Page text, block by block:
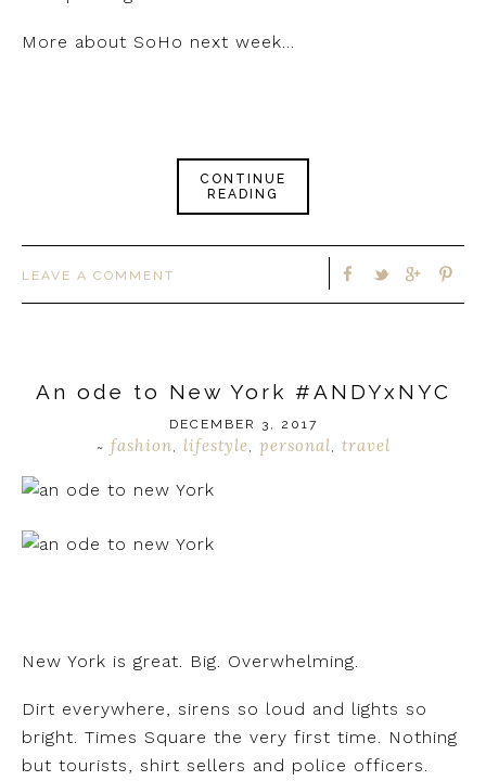
More about SoHo next week…
CONTINUE
READING
LEAVE A COMMENT
An ode to New York #ANDYxNYC
DECEMBER 3, 2017
~ fashion, lifestyle, personal, travel
New York is great. Big. Overwhelming.
Dirt everywhere, sirens so loud and lights so
bright. Times Square the very first time. Nothing
but tourists, shirt sellers and police officers.